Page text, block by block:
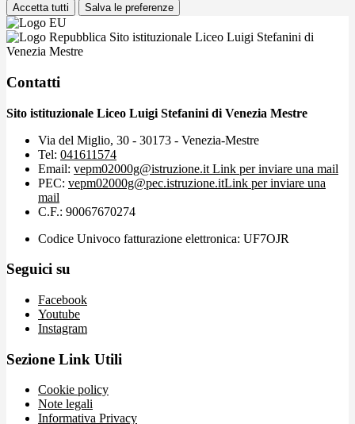
Accetta tutti Salva le preferenze
Sito istituzionale Liceo Luigi Stefanini di
Venezia Mestre
Contatti
Sito istituzionale Liceo Luigi Stefanini di Venezia Mestre
Via del Miglio, 30 - 30173 - Venezia-Mestre
Tel: 041611574
Email: vepm02000g@istruzione.it Link per inviare una mail
PEC: vepm02000g@pec.istruzione.itLink per inviare una
mail
C.F.: 90067670274
Codice Univoco fatturazione elettronica: UF7OJR
Seguici su
Facebook
Youtube
Instagram
Sezione Link Utili
Cookie policy
Note legali
Informativa Privacy